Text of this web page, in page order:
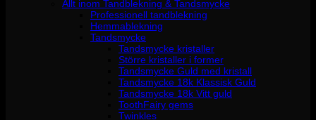
Allt inom Tandblekning & Tandsmycke
Professionell tandblekning
Hemmablekning
Tandsmycke
Tandsmycke kristaller
Större kristaller i former
Tandsmycke Guld med kristall
Tandsmycke 18k Klassisk Guld
Tandsmycke 18k Vitt guld
ToothFairy gems
Twinkles